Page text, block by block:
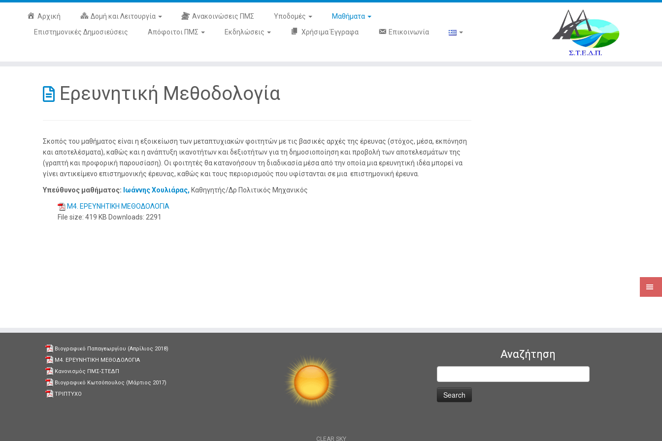
Αρχική Δομή και Λειτουργία Aνακοινώσεις ΠΜΣ Υποδομές
Μαθήματα
Επιστημονικές Δημοσιεύσεις
Απόφοιτοι ΠΜΣ Εκδηλώσεις Χρήσιμα Έγγραφα Επικοινωνία
Ερευνητική Μεθοδολογία
Σκοπός του μαθήματος είναι η εξοικείωση των μεταπτυχιακών φοιτητών με τις βασικές αρχές της έρευνας (στόχος, μέσα, εκπόνηση
και αποτελέσματα), καθώς και η ανάπτυξη ικανοτήτων και δεξιοτήτων για τη δημοσιοποίηση και προβολή των αποτελεσμάτων της
(γραπτή και προφορική παρουσίαση). Οι φοιτητές θα κατανοήσουν τη διαδικασία μέσα από την οποία μια ερευνητική ιδέα μπορεί να
γίνει αντικείμενο επιστημονικής έρευνας, καθώς και τους περιορισμούς που υφίστανται σε μια επιστημονική έρευνα.
Υπεύθυνος μαθήματος: Ιωάννης Χουλιάρας, Καθηγητής/Δρ Πολιτικός Μηχανικός
Μ4. ΕΡΕΥΝΗΤΙΚΗ ΜΕΘΟΔΟΛΟΓΙΑ
File size: 419 KB Downloads: 2291
Βιογραφικό Παπαγεωργίου (Απρίλιος 2018)
Μ4. ΕΡΕΥΝΗΤΙΚΗ ΜΕΘΟΔΟΛΟΓΙΑ
Κανονισμός ΠΜΣ-ΣΤΕΔΠ
Βιογραφικό Κωτσόπουλος (Μάρτιος 2017)
ΤΡΙΠΤΥΧΟ
CLEAR SKY
Αναζήτηση
for: